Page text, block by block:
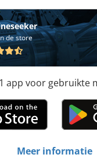
de store
app voor gebruikte
Meer informatie